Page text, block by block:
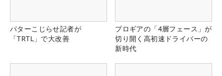
パターこじらせ記者が
「TRTL」で大改善
プロギアの「4層フェース」が
切り開く高初速ドライバーの
新時代